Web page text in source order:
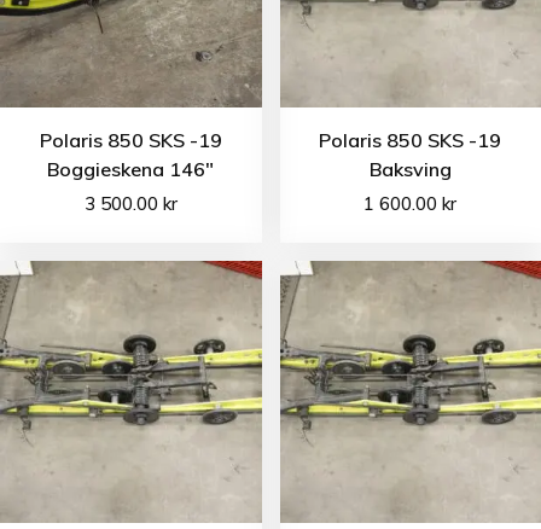
Polaris 850 SKS -19
Boggieskena 146″
3 500.00 kr
Polaris 850 SKS -19
Baksving
1 600.00kr